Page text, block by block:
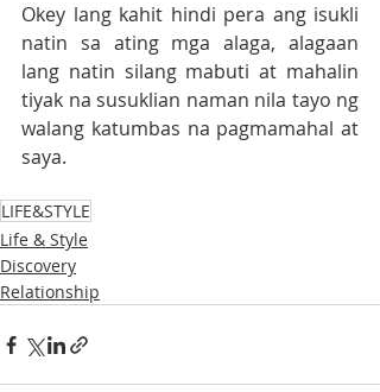
Okey lang kahit hindi pera ang isukli
natin sa ating mga alaga, alagaan
lang natin silang mabuti at mahalin
tiyak na susuklian naman nila tayo ng
walang katumbas na pagmamahal at
saya.
LIFE&STYLE
Life & Style
Discovery
Relationship